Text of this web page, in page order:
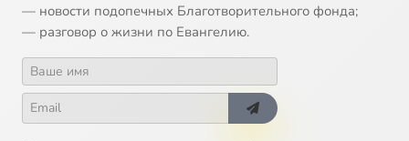
— новости подопечных Благотворительного фонда;
— разговор о жизни по Евангелию.